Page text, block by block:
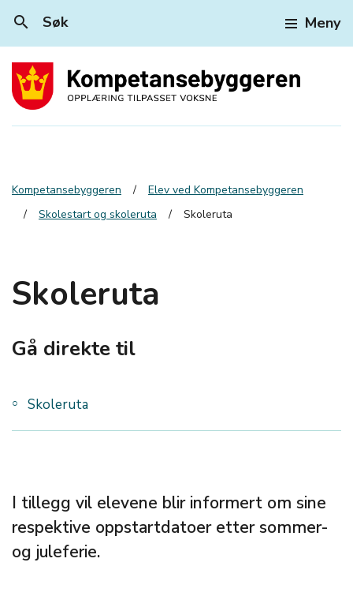
search Søk Meny
Kompetansebyggeren
Elev ved Kompetansebyggeren
Skolestart og skoleruta
Skoleruta
Skoleruta
Gå direkte til
Skoleruta
I tillegg vil elevene blir informert om sine
respektive oppstartdatoer etter sommer-
og juleferie.